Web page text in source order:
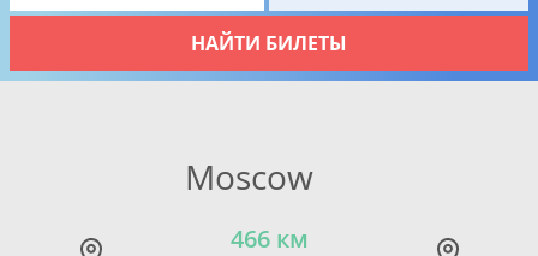
НАЙТИ БИЛЕТЫ
Moscow
466 км